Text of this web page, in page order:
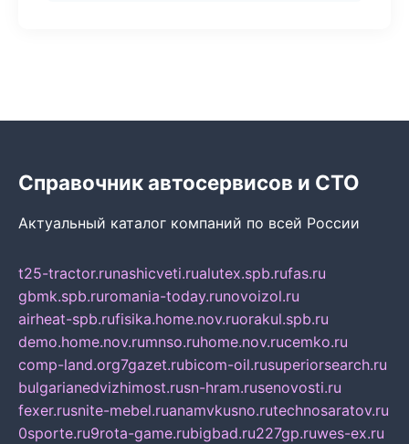
Справочник автосервисов и СТО
Актуальный каталог компаний по всей России
t25-tractor.runashicveti.rualutex.spb.rufas.ru
gbmk.spb.ruromania-today.runovoizol.ru
airheat-spb.rufisika.home.nov.ruorakul.spb.ru
demo.home.nov.rumnso.ruhome.nov.rucemko.ru
comp-land.org7gazet.rubicom-oil.rusuperiorsearch.ru
bulgarianedvizhimost.rusn-hram.rusenovosti.ru
fexer.rusnite-mebel.ruanamvkusno.rutechnosaratov.ru
0sporte.ru9rota-game.rubigbad.ru227gp.ruwes-ex.ru